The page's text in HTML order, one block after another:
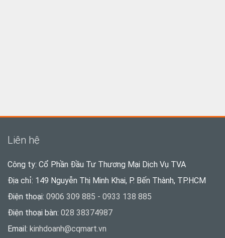
Liên hệ
Công ty: Cổ Phần Đầu Tư Thương Mại Dịch Vụ TVA
Địa chỉ: 149 Nguyễn Thị Minh Khai, P. Bến Thành, TP.HCM
Điện thoại: 0906 309 885 - 0933 138 885
Điện thoại bàn: 028 38374987
Email: kinhdoanh@cqmart.vn